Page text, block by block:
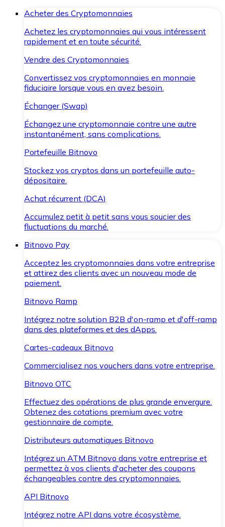
Acheter des Cryptomonnaies
Achetez les cryptomonnaies qui vous intéressent
rapidement et en toute sécurité.
Vendre des Cryptomonnaies
Convertissez vos cryptomonnaies en monnaie
fiduciaire lorsque vous en avez besoin.
Échanger (Swap)
Échangez une cryptomonnaie contre une autre
instantanément, sans complications.
Portefeuille Bitnovo
Stockez vos cryptos dans un portefeuille auto-
dépositaire.
Achat récurrent (DCA)
Accumulez petit à petit sans vous soucier des
fluctuations du marché.
Bitnovo Pay
Acceptez les cryptomonnaies dans votre entreprise
et attirez des clients avec un nouveau mode de
paiement.
Bitnovo Ramp
Intégrez notre solution B2B d'on-ramp et d'off-ramp
dans des plateformes et des dApps.
Cartes-cadeaux Bitnovo
Commercialisez nos vouchers dans votre entreprise.
Bitnovo OTC
Effectuez des opérations de plus grande envergure.
Obtenez des cotations premium avec votre
gestionnaire de compte.
Distributeurs automatiques Bitnovo
Intégrez un ATM Bitnovo dans votre entreprise et
permettez à vos clients d'acheter des coupons
échangeables contre des cryptomonnaies.
API Bitnovo
Intégrez notre API dans votre écosystème.